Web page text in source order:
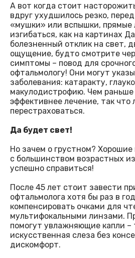
А вот когда стоит
вдруг ухудшилось резко,
«мушки» или вспышки, прямые
изгибаться, как на картинах
болезненный отклик на свет,
ощущение, будто смотрите
симптомы – повод для
офтальмологу! Они могут
заболевания: катаракту,
макулодистрофию. Чем
эффективнее лечение, так что
перестраховаться.
Да будет свет!
Но зачем о грустном?
с большинством возрастных
успешно справиться!
После 45 лет стоит завести
офтальмолога хотя бы раз в
компенсировать очками для
мультифокальными линзами.
помогут увлажняющие капли –
искусственная слеза без
дискомфорт.